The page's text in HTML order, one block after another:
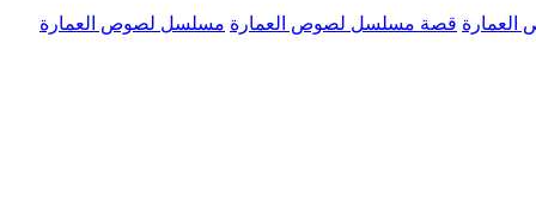
قصة مسلسل لصوص العمارة مسلسل لصوص العمارة